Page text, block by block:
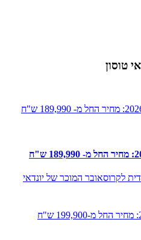
טוסון
לקרוסאובר המוכר של יונדאי